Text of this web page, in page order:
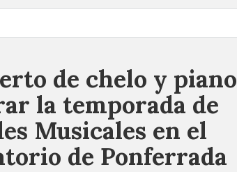
de chelo y piano
la temporada de
Musicales en el
de Ponferrada